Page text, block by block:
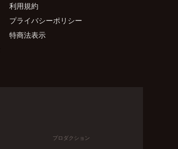
利用規約
プライバシーポリシー
特商法表示
プロダクション